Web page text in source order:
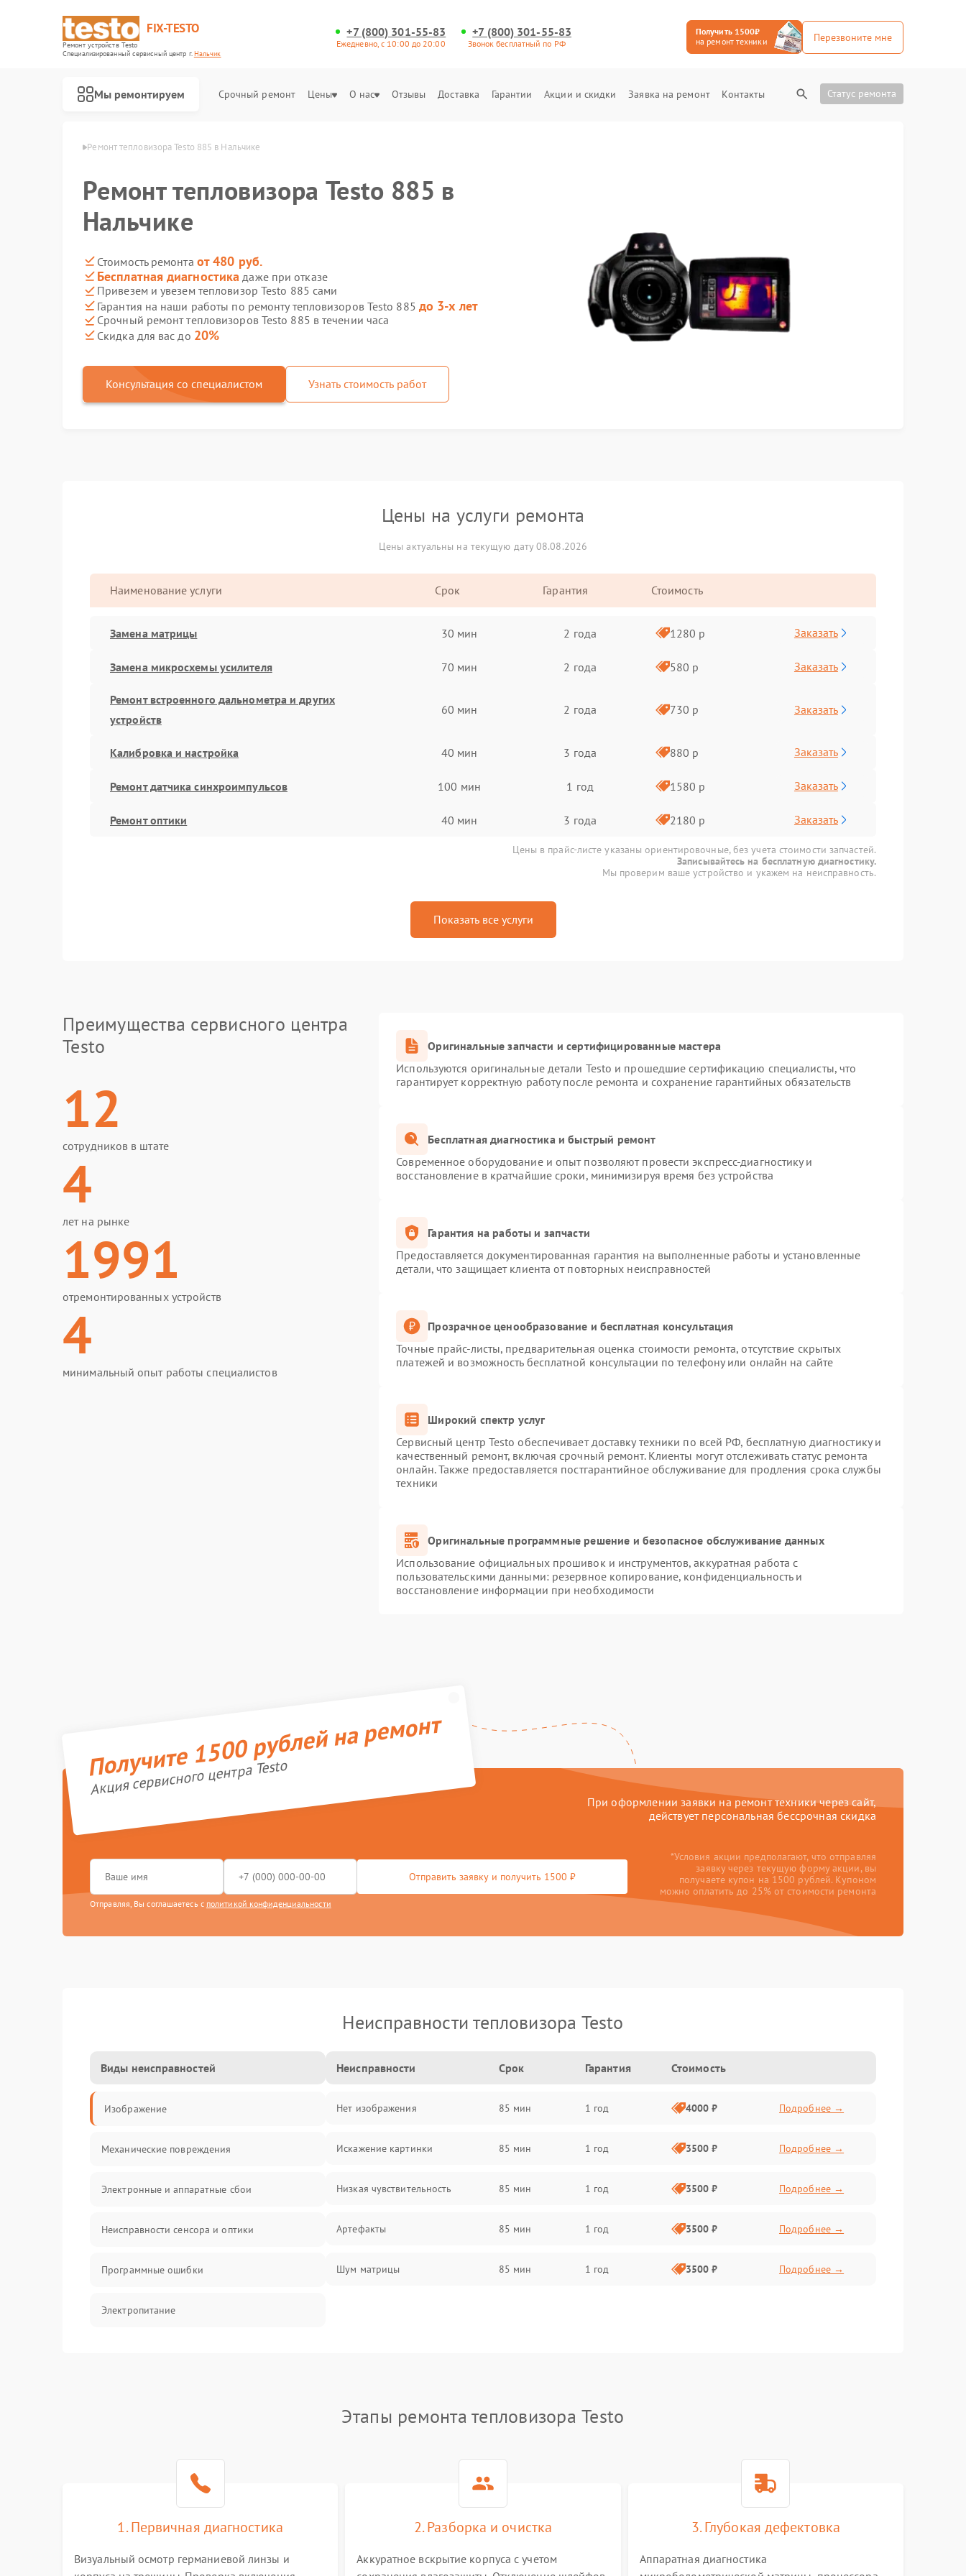
FIX-TESTO
Ремонт устройств Testo
Специализированный cервисный центр г.Нальчик
+7 (800) 301-55-83
Ежедневно, с 10:00 до 20:00
+7 (800) 301-55-83
Звонок бесплатный по РФ
Получить 1500₽
на ремонт техники
Перезвоните мне
Мы ремонтируем Срочный ремонт Цены О нас Отзывы Доставка Гарантии Акции и скидки Заявка на ремонт Контакты Статус ремонта
Testo в Нальчике Ремонт тепловизора Testo 885 в Нальчике
Ремонт тепловизора Testo 885 в
Нальчике
Стоимость ремонта от 480 руб.
Бесплатная диагностика даже при отказе
Привезем и увезем тепловизор Testo 885 сами
Гарантия на наши работы по ремонту тепловизоров Testo 885 до 3-х лет
Срочный ремонт тепловизоров Testo 885 в течении часа
Скидка для вас до 20%
Консультация со специалистом Узнать стоимость работ
Цены на услуги ремонта
Цены актуальны на текущую дату 08.08.2026
Наименование услуги Срок Гарантия Стоимость
Замена матрицы 30 мин 2 года 1280 р Заказать
Замена микросхемы усилителя 70 мин 2 года 580 р Заказать
Ремонт встроенного дальнометра и других
устройств
60 мин 2 года 730 р Заказать
Калибровка и настройка 40 мин 3 года 880 р Заказать
Ремонт датчика синхроимпульсов 100 мин 1 год 1580 р Заказать
Ремонт оптики 40 мин 3 года 2180 р Заказать
Цены в прайс-листе указаны ориентировочные, без учета стоимости запчастей.
Записывайтесь на бесплатную диагностику.
Мы проверим ваше устройство и укажем на неисправность.
Показать все услуги
Преимущества сервисного центра
Testo
12
сотрудников в штате
4
лет на рынке
1991
отремонтированных устройств
4
минимальный опыт работы специалистов
Оригинальные запчасти и сертифицированные мастера
Используются оригинальные детали Testo и прошедшие сертификацию специалисты, что
гарантирует корректную работу после ремонта и сохранение гарантийных обязательств
Бесплатная диагностика и быстрый ремонт
Современное оборудование и опыт позволяют провести экспресс-диагностику и
восстановление в кратчайшие сроки, минимизируя время без устройства
Гарантия на работы и запчасти
Предоставляется документированная гарантия на выполненные работы и установленные
детали, что защищает клиента от повторных неисправностей
Прозрачное ценообразование и бесплатная консультация
Точные прайс-листы, предварительная оценка стоимости ремонта, отсутствие скрытых
платежей и возможность бесплатной консультации по телефону или онлайн на сайте
Широкий спектр услуг
Сервисный центр Testo обеспечивает доставку техники по всей РФ, бесплатную диагностику и
качественный ремонт, включая срочный ремонт. Клиенты могут отслеживать статус ремонта
онлайн. Также предоставляется постгарантийное обслуживание для продления срока службы
техники
Оригинальные программные решение и безопасное обслуживание данных
Использование официальных прошивок и инструментов, аккуратная работа с
пользовательскими данными: резервное копирование, конфиденциальность и
восстановление информации при необходимости
Получите 1500 рублей на ремонт
Акция сервисного центра Testo
При оформлении заявки на ремонт техники через сайт,
действует персональная бессрочная скидка
Отправить заявку и получить 1500 ₽
Отправляя, Вы соглашаетесь с политикой конфиденциальности
*Условия акции предполагают, что отправляя
заявку через текущую форму акции, вы
получаете купон на 1500 рублей. Купоном
можно оплатить до 25% от стоимости ремонта
Неисправности тепловизора Testo
Виды неисправностей
Изображение
Механические повреждения
Электронные и аппаратные сбои
Неисправности сенсора и оптики
Программные ошибки
Электропитание
Температурные проблемы
Сбои коммуникаций и интерфейсов
Неисправности Срок Гарантия Стоимость
Нет изображения 85 мин 1 год 4000 ₽ Подробнее →
Искажение картинки 85 мин 1 год 3500 ₽ Подробнее →
Низкая чувствительность 85 мин 1 год 3500 ₽ Подробнее →
Артефакты 85 мин 1 год 3500 ₽ Подробнее →
Шум матрицы 85 мин 1 год 3500 ₽ Подробнее →
Этапы ремонта тепловизора Testo
1. Первичная диагностика
Визуальный осмотр германиевой линзы и
2. Разборка и очистка
Аккуратное вскрытие корпуса с учетом
3. Глубокая дефектовка
Аппаратная диагностика